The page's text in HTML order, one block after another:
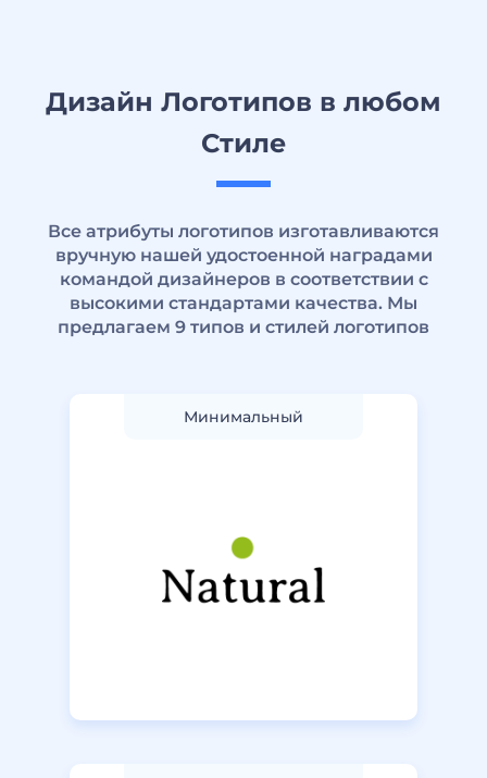
Дизайн Логотипов в любом
Стиле
Все атрибуты логотипов изготавливаются
вручную нашей удостоенной наградами
командой дизайнеров в соответствии с
высокими стандартами качества. Мы
предлагаем 9 типов и стилей логотипов
Минимальный